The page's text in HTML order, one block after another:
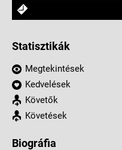
Statisztikák
Megtekintések
Kedvelések
Követők
Követések
Biográfia